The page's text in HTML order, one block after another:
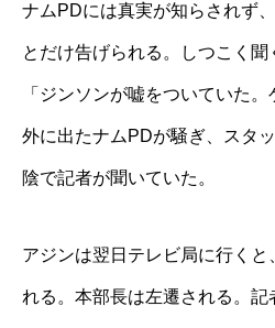
ナムPDには真実が知らされず
とだけ告げられる。しつこく聞
「ジンソンが嘘をついていた。
外に出たナムPDが騒ぎ、スタ
陰で記者が聞いていた。
アジンは翌日テレビ局に行く
れる。本部長は左遷される。記